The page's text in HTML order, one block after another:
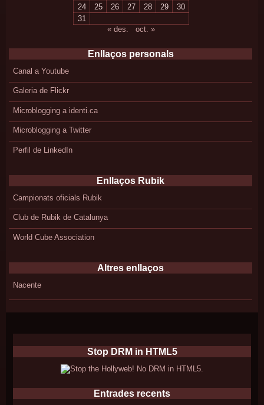
24
25 26 27 28 29
30
31
« des.
oct. »
Enllaços personals
Canal a Youtube
Galeria de Flickr
Microblogging a identi.ca
Microblogging a Twitter
Perfil de LinkedIn
Enllaços Rubik
Campionats oficials Rubik
Club de Rubik de Catalunya
World Cube Association
Altres enllaços
Nacente
Stop DRM in HTML5
Entrades recents